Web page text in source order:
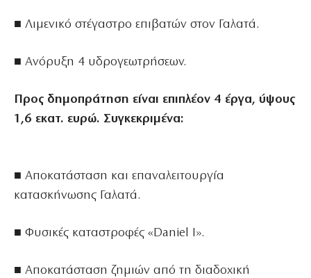
■ Λιμενικό στέγαστρο επιβατών στον Γαλατά.
■ Ανόρυξη 4 υδρογεωτρήσεων.
Προς δημοπράτηση είναι επιπλέον 4 έργα, ύψους
1,6 εκατ. ευρώ. Συγκεκριμένα:
■ Αποκατάσταση και επαναλειτουργία
κατασκήνωσης Γαλατά.
■ Φυσικές καταστροφές «Daniel Ι».
■ Αποκατάσταση ζημιών από τη διαδοχική